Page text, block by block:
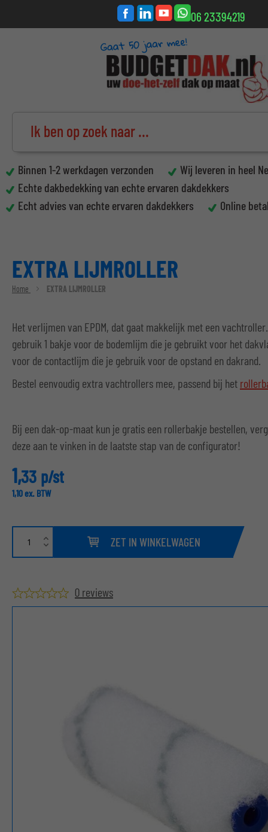
06 23394219
Binnen 1-2 werkdagen verzonden
Wij leveren in heel
Echte dakbedekking van echte ervaren dakdekkers
Echt advies van echte ervaren dakdekkers
Online
EXTRA LIJMROLLER
Home EXTRA LIJMROLLER
Het verlijmen van EPDM, dat gaat makkelijk met een
gebruik 1 bakje voor de bodemlijm die je gebruikt voor het
voor de contactlijm die je gebruik voor de opstand en dakrand.
Bestel eenvoudig extra vachtrollers mee, passend bij het
Bij een dak-op-maat kun je gratis een rollerbakje bestellen,
deze aan te vinken in de laatste stap van de configurator!
1,33 p/st
1,10ex. BTW
ZET IN WINKELWAGEN
0 reviews